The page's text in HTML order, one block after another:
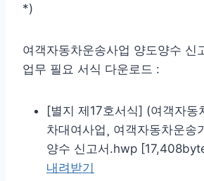
*)
여객자동차운송사업 양도양수 신
업무 필요 서식 다운로드 :
[별지 제17호서식] (여객자동
차대여사업¸ 여객자동차운송
양수 신고서.hwp
내려받기